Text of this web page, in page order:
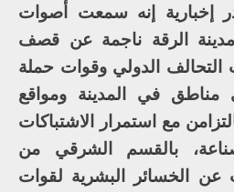
إخبارية إنه سمعت أصوات
الرقة ناجمة عن قصف
الدولي وقوات حملة
في المدينة ومواقع
مع استمرار الاشتباكات
بالقسم الشرقي من
عن الخسائر البشرية لقوات